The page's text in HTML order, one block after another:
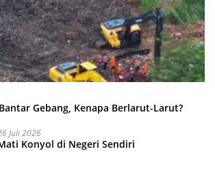
Gebang, Kenapa Berlarut-Larut?
Juli 2026
Konyol di Negeri Sendiri